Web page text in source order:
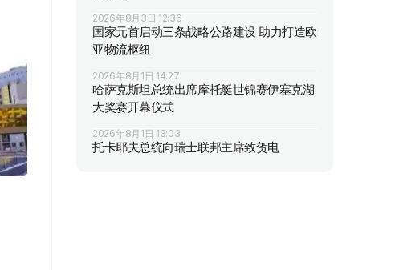
2026年8月3日 12:36
国家元首启动三条战略公路建设 助力打造欧
亚物流枢纽
2026年8月1日 14:27
哈萨克斯坦总统出席摩托艇世锦赛伊塞克湖
大奖赛开幕仪式
2026年8月1日 13:03
托卡耶夫总统向瑞士联邦主席致贺电